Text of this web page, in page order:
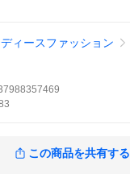
ディースファッション
この商品を共有する